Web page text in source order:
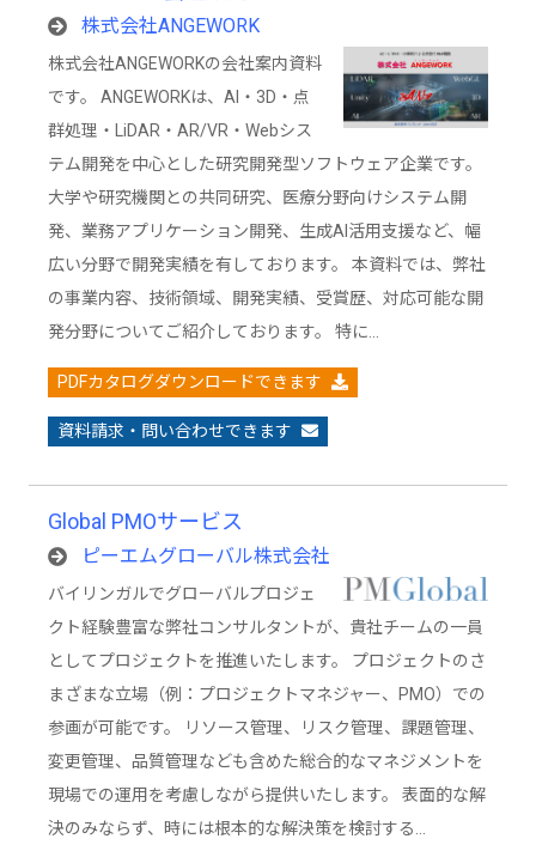
株式会社ANGEWORK
株式会社ANGEWORKの会社案内資料
です。 ANGEWORKは、AI・3D・点
群処理・LiDAR・AR/VR・Webシス
テム開発を中心とした研究開発型ソフトウェア企業です。
大学や研究機関との共同研究、医療分野向けシステム開
発、業務アプリケーション開発、生成AI活用支援など、幅
広い分野で開発実績を有しております。 本資料では、弊社
の事業内容、技術領域、開発実績、受賞歴、対応可能な開
発分野についてご紹介しております。 特に…
PDFカタログダウンロードできます
資料請求・問い合わせできます
Global PMOサービス
ピーエムグローバル株式会社
バイリンガルでグローバルプロジェ
クト経験豊富な弊社コンサルタントが、貴社チームの一員
としてプロジェクトを推進いたします。 プロジェクトのさ
まざまな立場（例：プロジェクトマネジャー、PMO）での
参画が可能です。 リソース管理、リスク管理、課題管理、
変更管理、品質管理なども含めた総合的なマネジメントを
現場での運用を考慮しながら提供いたします。 表面的な解
決のみならず、時には根本的な解決策を検討する…